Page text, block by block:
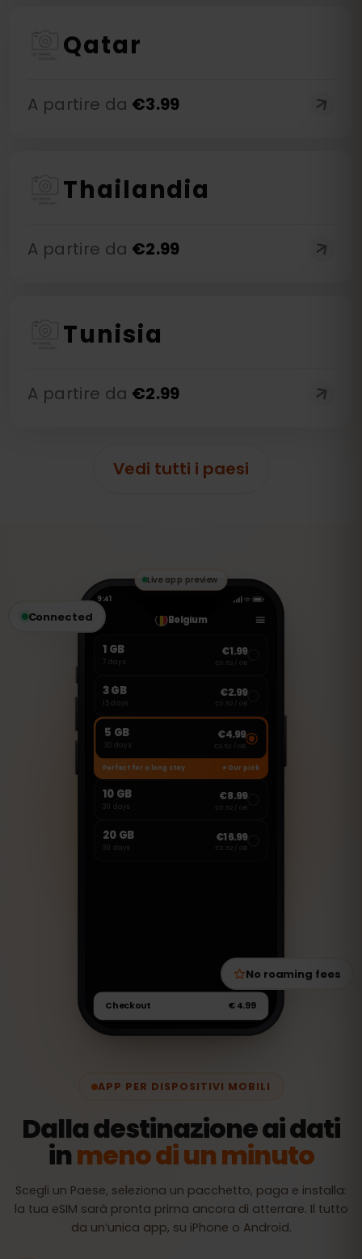
Qatar
A partire da €3.99
Thailandia
A partire da €2.99
Tunisia
A partire da €2.99
Vedi tutti i paesi